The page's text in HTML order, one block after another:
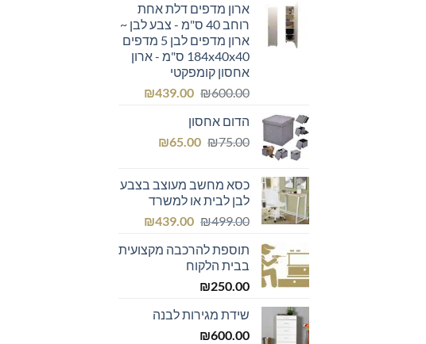
₪800.00.
₪759.00.ארון מדפים דלת אחת
רוחב 40 ס"מ - צבע לבן ~
ארון מדפים לבן 5 מדפים
184x40x40 ס"מ - ארון
אחסון קומפקטי
₪600.00
המחיר
היה:
₪600.00.
₪439.00
המחיר
הדום אחסון
₪75.00
המחיר
₪75.00.
₪65.00
המחיר
₪65.00.
כסא מחשב מעוצב בצבע
לבן לבית או למשרד
₪499.00
המחיר
היה:
₪499.00.
₪439.00
המחיר
הוא:
תוספת להרכבה מקצועית
בבית הלקוח
₪250.00
שידת מגירות לבנה
₪600.00